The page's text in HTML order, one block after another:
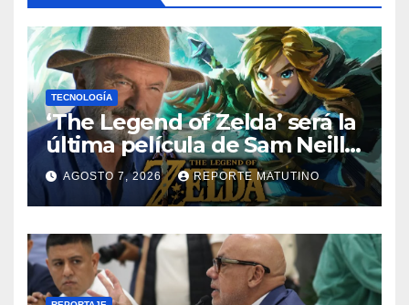
TECNOLOGÍA
‘The Legend of Zelda’ será la
última película de Sam Neill…
que ya tiene villano
confirmado
AGOSTO 7, 2026 REPORTE MATUTINO